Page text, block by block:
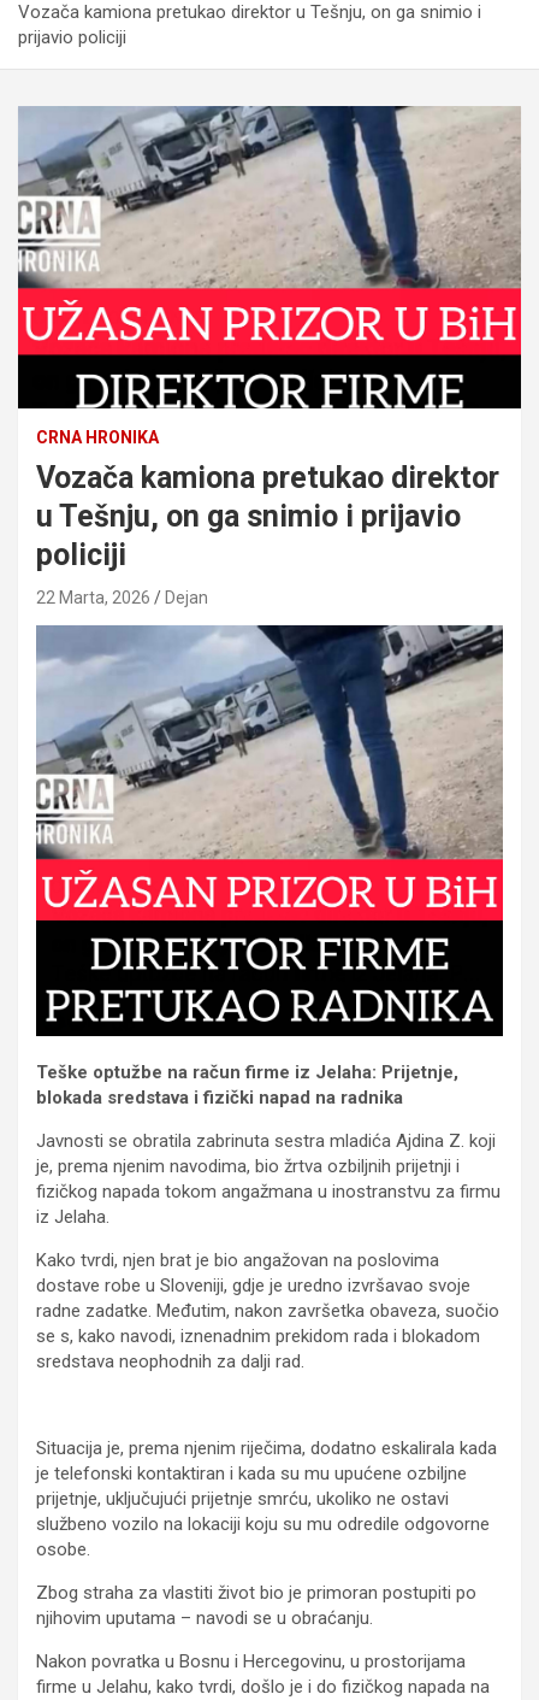
Vozača kamiona pretukao direktor u Tešnju, on ga snimio i
prijavio policiji
CRNA HRONIKA
Vozača kamiona pretukao direktor
u Tešnju, on ga snimio i prijavio
policiji
22 Marta, 2026 Dejan
Teške optužbe na račun firme iz Jelaha: Prijetnje,
blokada sredstava i fizički napad na radnika
Javnosti se obratila zabrinuta sestra mladića Ajdina Z. koji
je, prema njenim navodima, bio žrtva ozbiljnih prijetnji i
fizičkog napada tokom angažmana u inostranstvu za firmu
iz Jelaha.
Kako tvrdi, njen brat je bio angažovan na poslovima
dostave robe u Sloveniji, gdje je uredno izvršavao svoje
radne zadatke. Međutim, nakon završetka obaveza, suočio
se s, kako navodi, iznenadnim prekidom rada i blokadom
sredstava neophodnih za dalji rad.
Situacija je, prema njenim riječima, dodatno eskalirala kada
je telefonski kontaktiran i kada su mu upućene ozbiljne
prijetnje, uključujući prijetnje smrću, ukoliko ne ostavi
službeno vozilo na lokaciji koju su mu odredile odgovorne
osobe.
Zbog straha za vlastiti život bio je primoran postupiti po
njihovim uputama – navodi se u obraćanju.
Nakon povratka u Bosnu i Hercegovinu, u prostorijama
firme u Jelahu, kako tvrdi, došlo je i do fizičkog napada na